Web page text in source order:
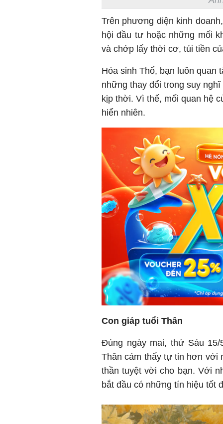
Trên phương diện kinh
hội đầu tư hoặc những mối
và chớp lấy thời cơ, túi tiền
Hỏa sinh Thổ, bạn luôn quan
những thay đổi trong suy
kịp thời. Vì thế, mối quan hệ
hiển nhiên.
Con giáp tuổi Thân
Đúng ngày mai, thứ Sáu
Thân cảm thấy tự tin hơn với
thần tuyệt vời cho bạn. Với
bắt đầu có những tín hiệu tốt